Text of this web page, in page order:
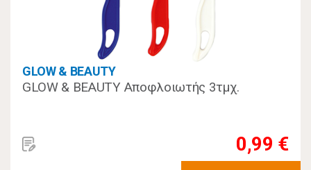
GLOW & BEAUTY
GLOW & BEAUTY Αποφλοιωτής 3τμχ.
0,99 €